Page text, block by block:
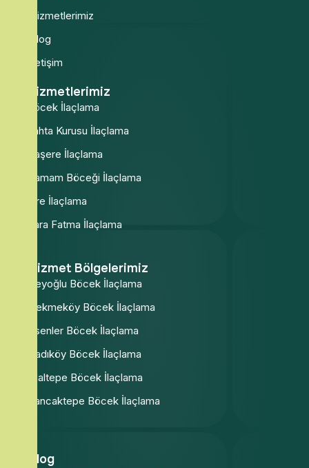
Hizmetlerimiz
Blog
İletişim
Hizmetlerimiz
Böcek İlaçlama
Tahta Kurusu İlaçlama
Haşere İlaçlama
Hamam Böceği İlaçlama
Pire İlaçlama
Kara Fatma İlaçlama
Hizmet Bölgelerimiz
Beyoğlu Böcek İlaçlama
Çekmeköy Böcek İlaçlama
Esenler Böcek İlaçlama
Kadıköy Böcek İlaçlama
Maltepe Böcek İlaçlama
Sancaktepe Böcek İlaçlama
Blog